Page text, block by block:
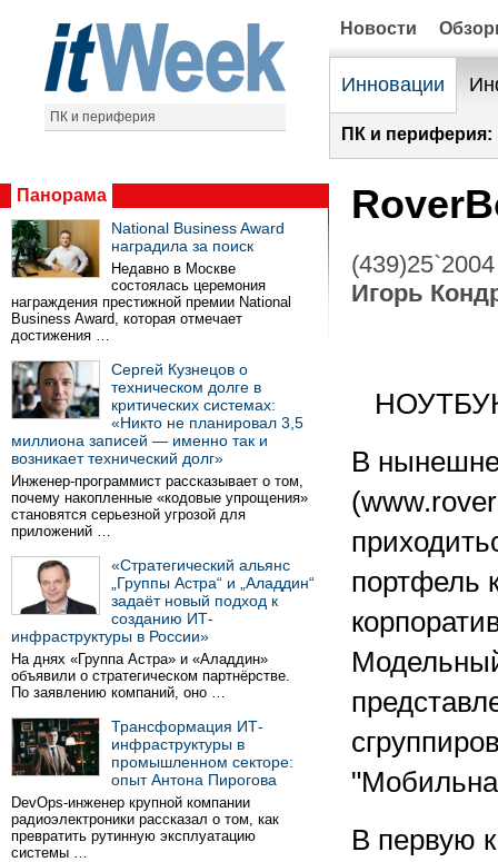
ПК и периферия
Новости
Инновации
ПК и периферия:
Панорама
National Business Award
наградила за поиск
Недавно в Москве
состоялась церемония
награждения престижной премии National
Business Award, которая отмечает
достижения …
Сергей Кузнецов о
техническом долге в
критических системах:
«Никто не планировал 3,5
миллиона записей — именно так и
возникает технический долг»
Инженер-программист рассказывает о том,
почему накопленные «кодовые упрощения»
становятся серьезной угрозой для
приложений …
«Стратегический альянс
„Группы Астра“ и „Аладдин“
задаёт новый подход к
созданию ИТ-
инфраструктуры в России»
На днях «Группа Астра» и «Аладдин»
объявили о стратегическом партнёрстве.
По заявлению компаний, оно …
Трансформация ИТ-
инфраструктуры в
промышленном секторе:
опыт Антона Пирогова
DevOps-инженер крупной компании
радиоэлектроники рассказал о том, как
превратить рутинную эксплуатацию
системы …
(439)25`2004
Игорь
В
портфель
В первую